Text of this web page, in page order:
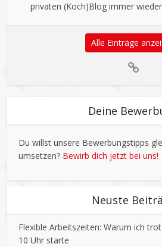
privaten (Koch)Blog immer
Alle Einträge
Deine
Du willst unsere Bewerbungstipps
umsetzen? Bewirb dich jetzt bei uns!
Neuste
Flexible Arbeitszeiten: Warum ich
10 Uhr starte